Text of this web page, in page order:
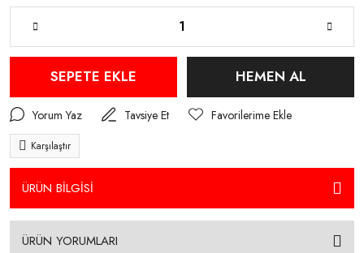
SEPETE EKLE HEMEN AL
Yorum Yaz Tavsiye Et
Karşılaştır
ÜRÜN BİLGİSİ
ÜRÜN YORUMLARI